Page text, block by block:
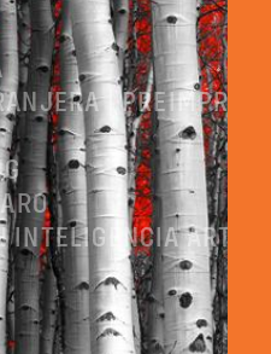
|
INTELIGENCIA